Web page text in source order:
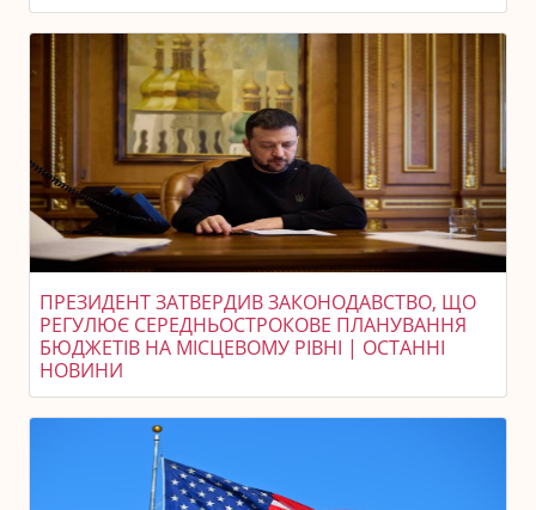
ПРЕЗИДЕНТ ЗАТВЕРДИВ ЗАКОНОДАВСТВО, ЩО
РЕГУЛЮЄ СЕРЕДНЬОСТРОКОВЕ ПЛАНУВАННЯ
БЮДЖЕТІВ НА МІСЦЕВОМУ РІВНІ | ОСТАННІ
НОВИНИ